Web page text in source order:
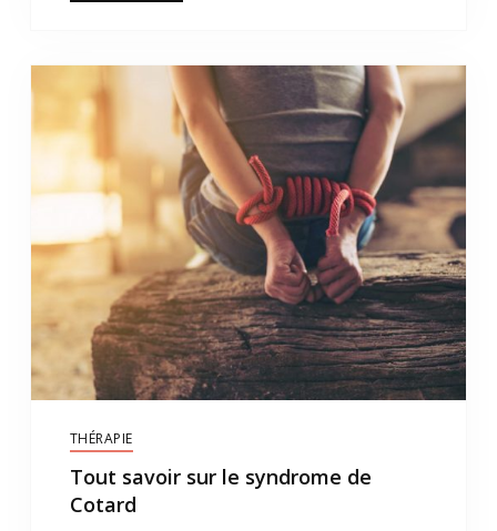
THÉRAPIE
Tout savoir sur le syndrome de
Cotard